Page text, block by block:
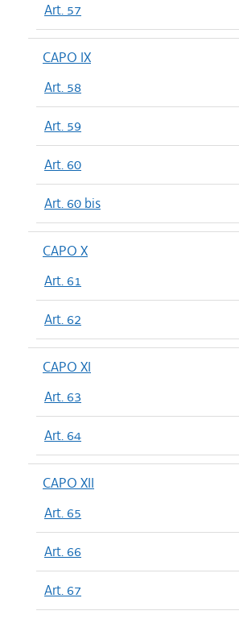
Art. 57
CAPO IX
Art. 58
Art. 59
Art. 60
Art. 60 bis
CAPO X
Art. 61
Art. 62
CAPO XI
Art. 63
Art. 64
CAPO XII
Art. 65
Art. 66
Art. 67